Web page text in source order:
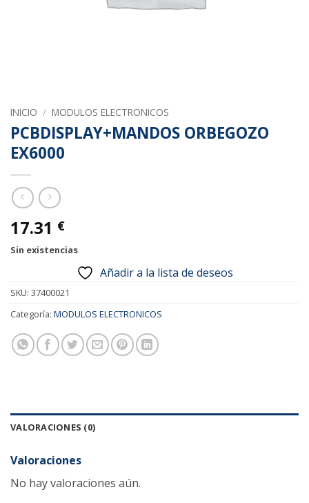
INICIO / MODULOS ELECTRONICOS
PCBDISPLAY+MANDOS ORBEGOZO
EX6000
17.31 €
Sin existencias
Añadir a la lista de deseos
SKU: 37400021
Categoría: MODULOS ELECTRONICOS
VALORACIONES (0)
Valoraciones
No hay valoraciones aún.